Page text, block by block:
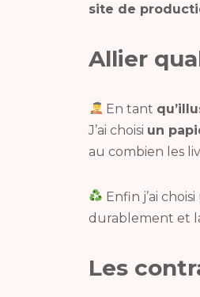
site de
Allier
En tant
J’ai choisi un
au combien les
Enfin j’ai choisi
durablement et
Les